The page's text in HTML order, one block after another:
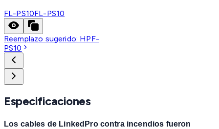
FL-PS10FL-PS10
Reemplazo sugerido: HPF-
PS10
Especificaciones
Los cables de LinkedPro contra incendios fueron